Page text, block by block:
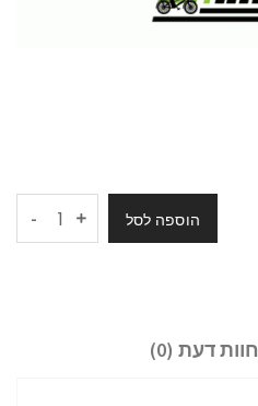
- הוספה לסל
חוות דעת (0)